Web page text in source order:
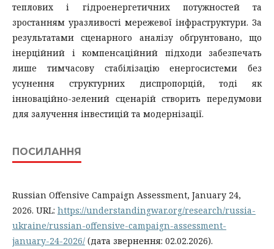
теплових і гідроенергетичних потужностей та
зростанням уразливості мережевої інфраструктури. За
результатами сценарного аналізу обґрунтовано, що
інерційний і компенсаційний підходи забезпечать
лише тимчасову стабілізацію енергосистеми без
усунення структурних диспропорцій, тоді як
інноваційно-зелений сценарій створить передумови
для залучення інвестицій та модернізації.
ПОСИЛАННЯ
Russian Offensive Campaign Assessment, January 24,
2026. URL: https://understandingwar.org/research/russia-
ukraine/russian-offensive-campaign-assessment-
january-24-2026/ (дата звернення: 02.02.2026).